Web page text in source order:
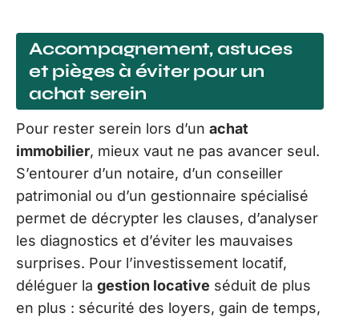
Accompagnement, astuces
et pièges à éviter pour un
achat serein
Pour rester serein lors d’un achat
immobilier, mieux vaut ne pas avancer seul.
S’entourer d’un notaire, d’un conseiller
patrimonial ou d’un gestionnaire spécialisé
permet de décrypter les clauses, d’analyser
les diagnostics et d’éviter les mauvaises
surprises. Pour l’investissement locatif,
déléguer la gestion locative séduit de plus
en plus : sécurité des loyers, gain de temps,